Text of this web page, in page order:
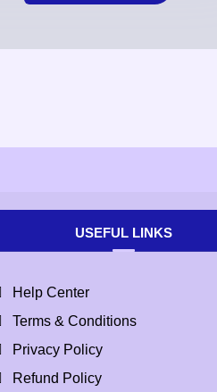
USEFUL LINKS
Help Center
Terms & Conditions
Privacy Policy
Refund Policy